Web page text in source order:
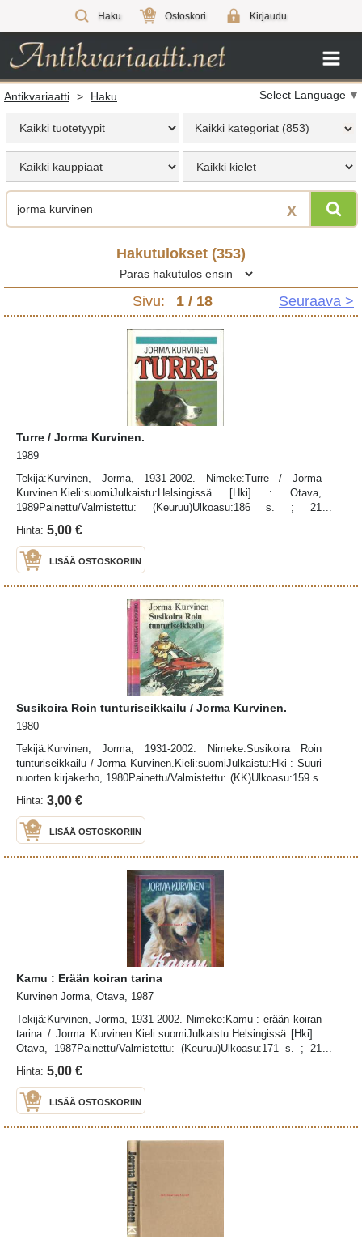
Haku 0 Ostoskori Kirjaudu
Select Language ▼
Antikvariaatti > Haku
Kaikki kategoriat (853)
X
Hakutulokset (353)
Sivu: 1 / 18 Seuraava >
Turre / Jorma Kurvinen.
1989
Tekijä:Kurvinen, Jorma, 1931-2002. Nimeke:Turre / Jorma
Kurvinen.Kieli:suomiJulkaistu:Helsingissä [Hki] : Otava,
1989Painettu/Valmistettu: (Keuruu)Ulkoasu:186 s. ; 21
(sid.) :UDK-luokitus:894.541 -3 (024.7)
Hinta: 5,00 €
LISÄÄ OSTOSKORIIN
Susikoira Roin tunturiseikkailu / Jorma Kurvinen.
1980
Tekijä:Kurvinen, Jorma, 1931-2002. Nimeke:Susikoira Roin
tunturiseikkailu / Jorma Kurvinen.Kieli:suomiJulkaistu:Hki : Suuri
nuorten kirjakerho, 1980Painettu/Valmistettu: (KK)Ulkoasu:159 s.
kerran 1979 Otavan kustantamana.ISBN:951-643-374-X (sid.)
:UDK-luokitus:894.541 -3
Hinta: 3,00 €
LISÄÄ OSTOSKORIIN
Kamu : Erään koiran tarina
Kurvinen Jorma, Otava, 1987
Tekijä:Kurvinen, Jorma, 1931-2002. Nimeke:Kamu : erään koiran
tarina / Jorma Kurvinen.Kieli:suomiJulkaistu:Helsingissä [Hki] :
Otava, 1987Painettu/Valmistettu: (Keuruu)Ulkoasu:171 s. ; 21
Hinta: 5,00 €
LISÄÄ OSTOSKORIIN